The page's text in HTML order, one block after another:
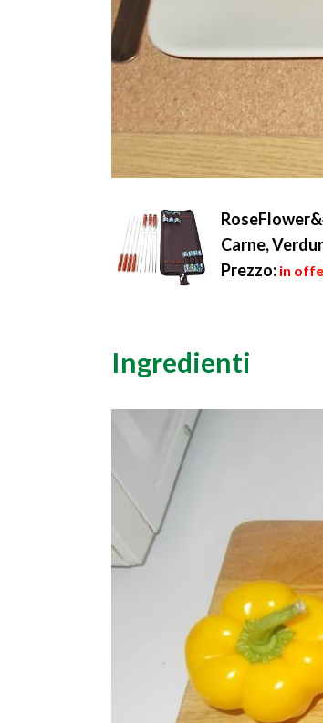
Carne,
Prezzo: in
Ingredienti